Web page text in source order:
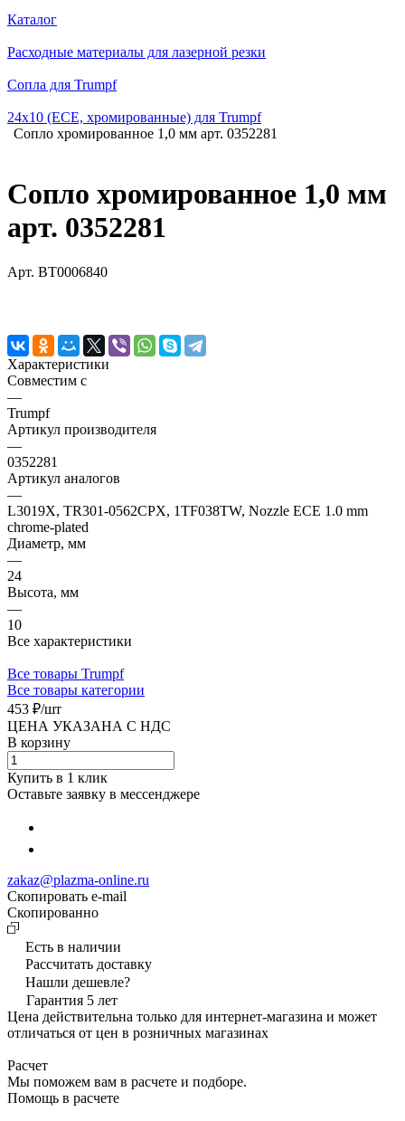
Каталог
Расходные материалы для лазерной резки
Сопла для Trumpf
24х10 (ECE, хромированные) для Trumpf
Сопло хромированное 1,0 мм арт. 0352281
Сопло хромированное 1,0 мм
арт. 0352281
Арт. BT0006840
Характеристики
Совместим с
—
Trumpf
Артикул производителя
—
0352281
Артикул аналогов
—
L3019X, TR301-0562CPX, 1TF038TW, Nozzle ECE 1.0 mm
chrome-plated
Диаметр, мм
—
24
Высота, мм
—
10
Все характеристики
Все товары Trumpf
Все товары категории
453 ₽/шт
ЦЕНА УКАЗАНА С НДС
В корзину
Купить в 1 клик
Оставьте заявку в мессенджере
zakaz@plazma-online.ru
Скопировать e-mail
Cкопированно
Есть в наличии
Рассчитать доставку
Нашли дешевле?
Гарантия 5 лет
Цена действительна только для интернет-магазина и может
отличаться от цен в розничных магазинах
Расчет
Мы поможем вам в расчете и подборе.
Помощь в расчете